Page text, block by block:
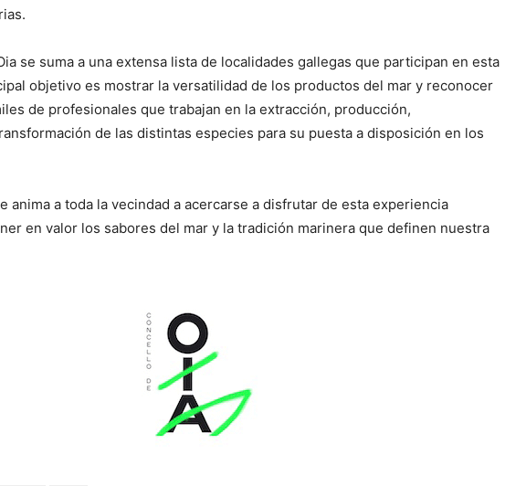
se suma a una extensa lista de localidades gallegas que participan en esta
objetivo es mostrar la versatilidad de los productos del mar y reconocer
de profesionales que trabajan en la extracción, producción,
de las distintas especies para su puesta a disposición en los
anima a toda la vecindad a acercarse a disfrutar de esta experiencia
en valor los sabores del mar y la tradición marinera que definen nuestra